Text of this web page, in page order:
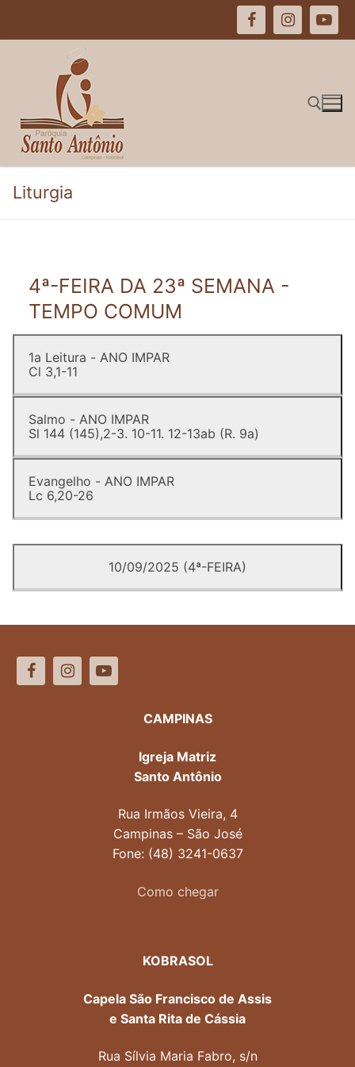
Pesquisar por:
Liturgia
4ª-FEIRA DA 23ª SEMANA -
TEMPO COMUM
1a Leitura - ANO IMPAR
Cl 3,1-11
Salmo - ANO IMPAR
Sl 144 (145),2-3. 10-11. 12-13ab (R. 9a)
Evangelho - ANO IMPAR
Lc 6,20-26
10/09/2025 (4ª-FEIRA)
CAMPINAS
Igreja Matriz
Santo Antônio
Rua Irmãos Vieira, 4
Campinas – São José
Fone: (48) 3241-0637
Como chegar
KOBRASOL
Capela São Francisco de Assis
e Santa Rita de Cássia
Rua Sílvia Maria Fabro, s/n